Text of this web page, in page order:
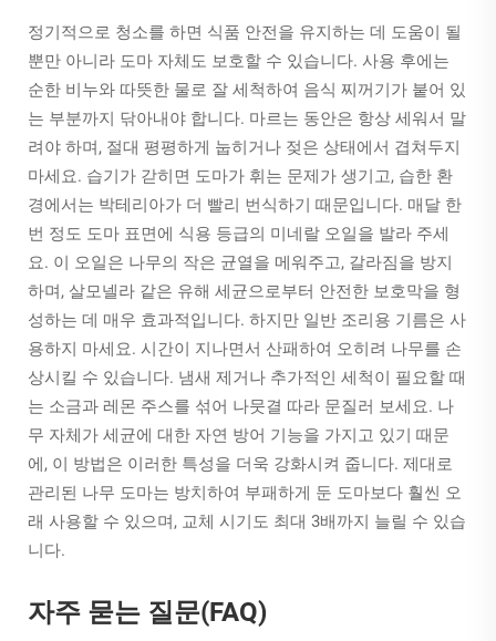
정기적으로 청소를 하면 식품 안전을 유지하는 데 도움이 될
뿐만 아니라 도마 자체도 보호할 수 있습니다. 사용 후에는
순한 비누와 따뜻한 물로 잘 세척하여 음식 찌꺼기가 붙어 있
는 부분까지 닦아내야 합니다. 마르는 동안은 항상 세워서 말
려야 하며, 절대 평평하게 눕히거나 젖은 상태에서 겹쳐두지
마세요. 습기가 갇히면 도마가 휘는 문제가 생기고, 습한 환
경에서는 박테리아가 더 빨리 번식하기 때문입니다. 매달 한
번 정도 도마 표면에 식용 등급의 미네랄 오일을 발라 주세
요. 이 오일은 나무의 작은 균열을 메워주고, 갈라짐을 방지
하며, 살모넬라 같은 유해 세균으로부터 안전한 보호막을 형
성하는 데 매우 효과적입니다. 하지만 일반 조리용 기름은 사
용하지 마세요. 시간이 지나면서 산패하여 오히려 나무를 손
상시킬 수 있습니다. 냄새 제거나 추가적인 세척이 필요할 때
는 소금과 레몬 주스를 섞어 나뭇결 따라 문질러 보세요. 나
무 자체가 세균에 대한 자연 방어 기능을 가지고 있기 때문
에, 이 방법은 이러한 특성을 더욱 강화시켜 줍니다. 제대로
관리된 나무 도마는 방치하여 부패하게 둔 도마보다 훨씬 오
래 사용할 수 있으며, 교체 시기도 최대 3배까지 늘릴 수 있습
니다.
자주 묻는 질문(FAQ)